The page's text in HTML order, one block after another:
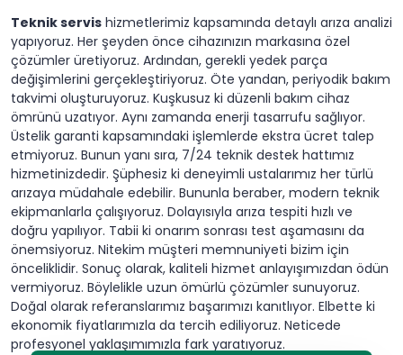
Teknik servis hizmetlerimiz kapsamında detaylı arıza analizi
yapıyoruz. Her şeyden önce cihazınızın markasına özel
çözümler üretiyoruz. Ardından, gerekli yedek parça
değişimlerini gerçekleştiriyoruz. Öte yandan, periyodik bakım
takvimi oluşturuyoruz. Kuşkusuz ki düzenli bakım cihaz
ömrünü uzatıyor. Aynı zamanda enerji tasarrufu sağlıyor.
Üstelik garanti kapsamındaki işlemlerde ekstra ücret talep
etmiyoruz. Bunun yanı sıra, 7/24 teknik destek hattımız
hizmetinizdedir. Şüphesiz ki deneyimli ustalarımız her türlü
arızaya müdahale edebilir. Bununla beraber, modern teknik
ekipmanlarla çalışıyoruz. Dolayısıyla arıza tespiti hızlı ve
doğru yapılıyor. Tabii ki onarım sonrası test aşamasını da
önemsiyoruz. Nitekim müşteri memnuniyeti bizim için
önceliklidir. Sonuç olarak, kaliteli hizmet anlayışımızdan ödün
vermiyoruz. Böylelikle uzun ömürlü çözümler sunuyoruz.
Doğal olarak referanslarımız başarımızı kanıtlıyor. Elbette ki
ekonomik fiyatlarımızla da tercih ediliyoruz. Neticede
profesyonel yaklaşımımızla fark yaratıyoruz.